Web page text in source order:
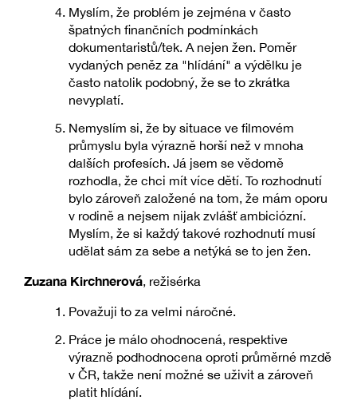
Myslím, že problém je zejména v často
špatných finančních podmínkách
dokumentaristů/tek. A nejen žen. Poměr
vydaných peněz za "hlídání" a výdělku je
často natolik podobný, že se to zkrátka
nevyplatí.
Nemyslím si, že by situace ve filmovém
průmyslu byla výrazně horší než v mnoha
dalších profesích. Já jsem se vědomě
rozhodla, že chci mít více dětí. To rozhodnutí
bylo zároveň založené na tom, že mám oporu
v rodině a nejsem nijak zvlášť ambiciózní.
Myslím, že si každý takové rozhodnutí musí
udělat sám za sebe a netýká se to jen žen.
Zuzana Kirchnerová, režisérka
Považuji to za velmi náročné.
Práce je málo ohodnocená, respektive
výrazně podhodnocena oproti průměrné mzdě
v ČR, takže není možné se uživit a zároveň
platit hlídání.